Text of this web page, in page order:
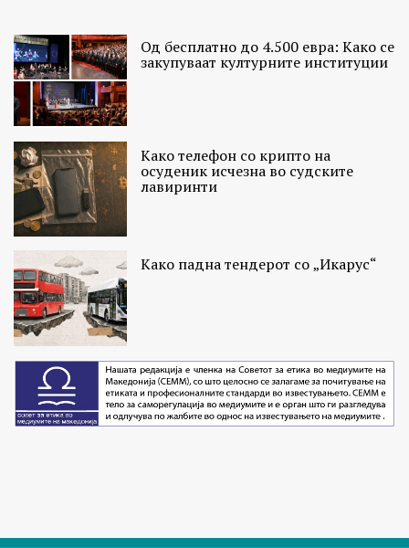
Од бесплатно до 4.500 евра: Како се
закупуваат културните институции
Како телефон со крипто на
осуденик исчезна во судските
лавиринти
Како падна тендерот со „Икарус“